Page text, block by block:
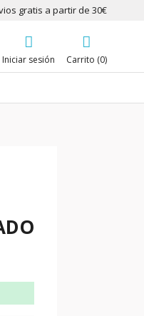
gratis a partir de 30€
Iniciar sesión Carrito (0)